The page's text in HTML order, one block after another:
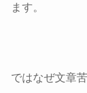
ます。
ではなぜ文章